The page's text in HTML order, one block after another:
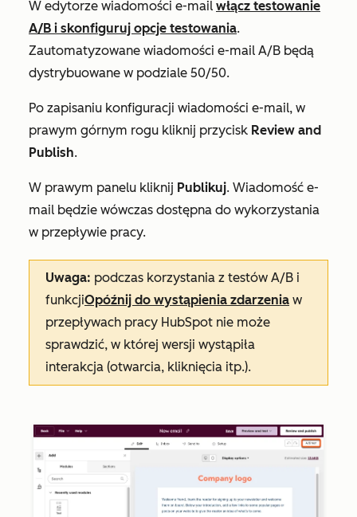
W edytorze wiadomości e-mail włącz testowanie
A/B i skonfiguruj opcje testowania.
Zautomatyzowane wiadomości e-mail A/B będą
dystrybuowane w podziale 50/50.
Po zapisaniu konfiguracji wiadomości e-mail, w
prawym górnym rogu kliknij przycisk Review and
Publish.
W prawym panelu kliknij Publikuj. Wiadomość e-
mail będzie wówczas dostępna do wykorzystania
w przepływie pracy.
Uwaga: podczas korzystania z testów A/B i
funkcjiOpóźnij do wystąpienia zdarzenia w
przepływach pracy HubSpot nie może
sprawdzić, w której wersji wystąpiła
interakcja (otwarcia, kliknięcia itp.).